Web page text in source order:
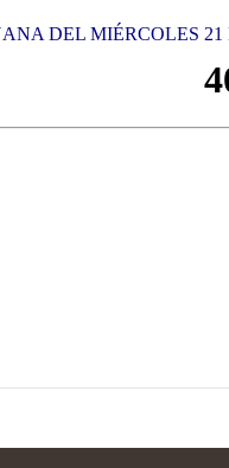
DEL MIÉRCOLES